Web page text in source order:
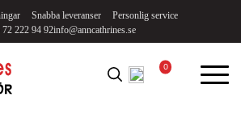
72 222 94 92
Snabba leveranser
Personlig service
info@anncathrines.se
0